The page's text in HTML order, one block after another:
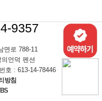
9357
면로 788-11
언덕 펜션
호 : 613-14-78446
방침